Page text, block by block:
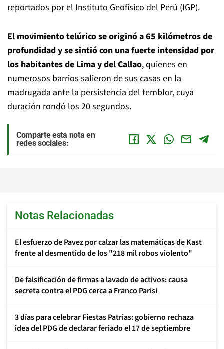
reportados por el Instituto Geofísico del Perú (IGP).
El movimiento telúrico se originó a 65 kilómetros de
profundidad y se sintió con una fuerte intensidad por
los habitantes de Lima y del Callao, quienes en
numerosos barrios salieron de sus casas en la
madrugada ante la persistencia del temblor, cuya
duración rondó los 20 segundos.
Comparte esta nota en
redes sociales:
Notas Relacionadas
El esfuerzo de Pavez por calzar las matemáticas de Kast
frente al desmentido de los "218 mil robos violento"
De falsificación de firmas a lavado de activos: causa
secreta contra el PDG cerca a Franco Parisi
3 días para celebrar Fiestas Patrias: gobierno rechaza
idea del PDG de declarar feriado el 17 de septiembre